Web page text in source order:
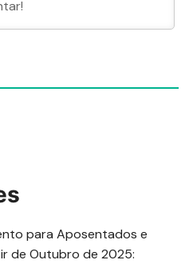
para Aposentados e
de Outubro de 2025: